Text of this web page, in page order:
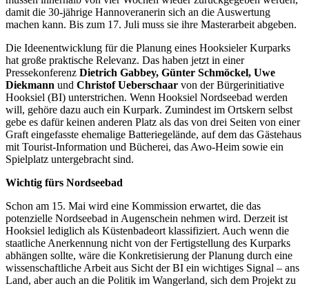
damit die 30-jährige Hannoveranerin sich an die Auswertung
machen kann. Bis zum 17. Juli muss sie ihre Masterarbeit abgeben.
Die Ideenentwicklung für die Planung eines Hooksieler Kurparks
hat große praktische Relevanz. Das haben jetzt in einer
Pressekonferenz Dietrich Gabbey, Günter Schmöckel, Uwe
Diekmann und Christof Ueberschaar von der Bürgerinitiative
Hooksiel (BI) unterstrichen. Wenn Hooksiel Nordseebad werden
will, gehöre dazu auch ein Kurpark. Zumindest im Ortskern selbst
gebe es dafür keinen anderen Platz als das von drei Seiten von einer
Graft eingefasste ehemalige Batteriegelände, auf dem das Gästehaus
mit Tourist-Information und Bücherei, das Awo-Heim sowie ein
Spielplatz untergebracht sind.
Wichtig fürs Nordseebad
Schon am 15. Mai wird eine Kommission erwartet, die das
potenzielle Nordseebad in Augenschein nehmen wird. Derzeit ist
Hooksiel lediglich als Küstenbadeort klassifiziert. Auch wenn die
staatliche Anerkennung nicht von der Fertigstellung des Kurparks
abhängen sollte, wäre die Konkretisierung der Planung durch eine
wissenschaftliche Arbeit aus Sicht der BI ein wichtiges Signal – ans
Land, aber auch an die Politik im Wangerland, sich dem Projekt zu